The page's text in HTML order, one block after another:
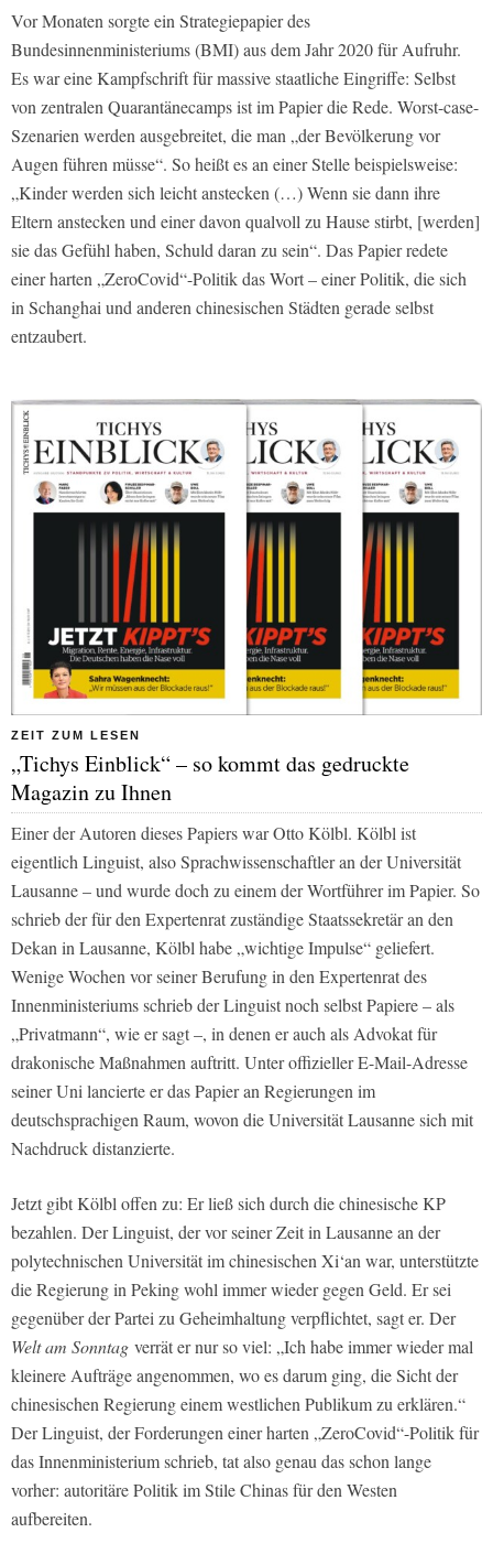
Vor Monaten sorgte ein Strategiepapier des
Bundesinnenministeriums (BMI) aus dem Jahr 2020 für Aufruhr.
Es war eine Kampfschrift für massive staatliche Eingriffe: Selbst
von zentralen Quarantänecamps ist im Papier die Rede. Worst-case-
Szenarien werden ausgebreitet, die man „der Bevölkerung vor
Augen führen müsse“. So heißt es an einer Stelle beispielsweise:
„Kinder werden sich leicht anstecken (…) Wenn sie dann ihre
Eltern anstecken und einer davon qualvoll zu Hause stirbt, [werden]
sie das Gefühl haben, Schuld daran zu sein“. Das Papier redete
einer harten „ZeroCovid“-Politik das Wort – einer Politik, die sich
in Schanghai und anderen chinesischen Städten gerade selbst
entzaubert.
ZEIT ZUM LESEN
„Tichys Einblick“ – so kommt das gedruckte
Magazin zu Ihnen
Einer der Autoren dieses Papiers war Otto Kölbl. Kölbl ist
eigentlich Linguist, also Sprachwissenschaftler an der Universität
Lausanne – und wurde doch zu einem der Wortführer im Papier. So
schrieb der für den Expertenrat zuständige Staatssekretär an den
Dekan in Lausanne, Kölbl habe „wichtige Impulse“ geliefert.
Wenige Wochen vor seiner Berufung in den Expertenrat des
Innenministeriums schrieb der Linguist noch selbst Papiere – als
„Privatmann“, wie er sagt –, in denen er auch als Advokat für
drakonische Maßnahmen auftritt. Unter offizieller E-Mail-Adresse
seiner Uni lancierte er das Papier an Regierungen im
deutschsprachigen Raum, wovon die Universität Lausanne sich mit
Nachdruck distanzierte.
Jetzt gibt Kölbl offen zu: Er ließ sich durch die chinesische KP
bezahlen. Der Linguist, der vor seiner Zeit in Lausanne an der
polytechnischen Universität im chinesischen Xi‘an war, unterstützte
die Regierung in Peking wohl immer wieder gegen Geld. Er sei
gegenüber der Partei zu Geheimhaltung verpflichtet, sagt er. Der
Welt am Sonntag verrät er nur so viel: „Ich habe immer wieder mal
kleinere Aufträge angenommen, wo es darum ging, die Sicht der
chinesischen Regierung einem westlichen Publikum zu erklären.“
Der Linguist, der Forderungen einer harten „ZeroCovid“-Politik für
das Innenministerium schrieb, tat also genau das schon lange
vorher: autoritäre Politik im Stile Chinas für den Westen
aufbereiten.